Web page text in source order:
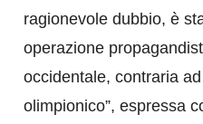
ragionevole dubbio, è
operazione
occidentale, contraria
olimpionico”, espressa